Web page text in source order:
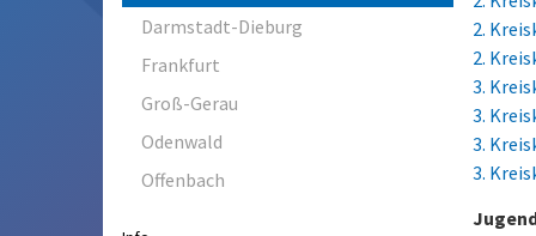
Darmstadt-Dieburg
Frankfurt
Groß-Gerau
Odenwald
Offenbach
2.
2.
3.
3.
3.
3.